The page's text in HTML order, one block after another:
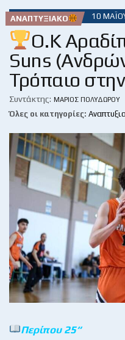
ΑΝΑΠΤΥΞΙΑΚΌ 10
O.K
Suns
Τρόπαιο
Συντάκτης: ΜΆΡΙΟΣ ΠΟΛΥΔΏΡΟΥ
Όλες οι κατηγορίες:
Περίπου 25“